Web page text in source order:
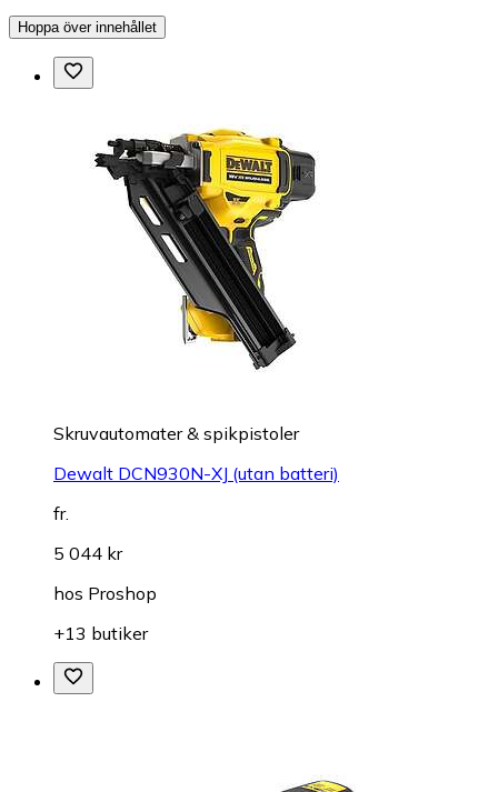
Hoppa över innehållet
Skruvautomater & spikpistoler
Dewalt DCN930N-XJ (utan batteri)
fr.
5 044 kr
hos Proshop
+13 butiker